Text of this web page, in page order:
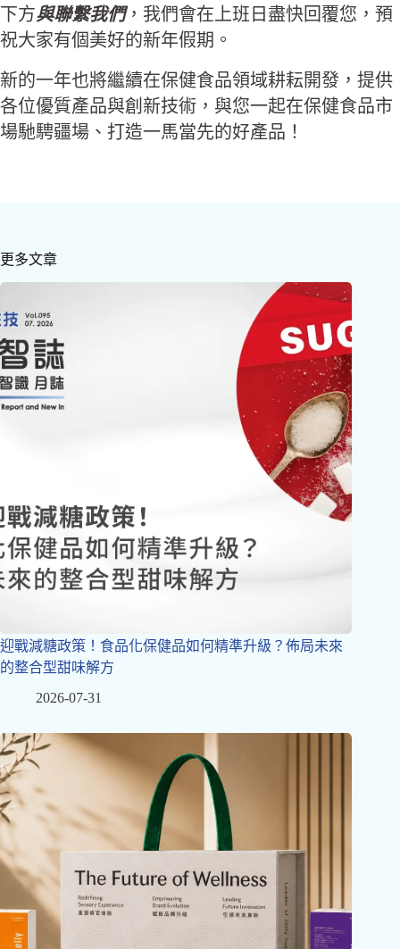
下方與聯繫我們，我們會在上班日盡快回覆您，預
祝大家有個美好的新年假期。
新的一年也將繼續在保健食品領域耕耘開發，提供
各位優質產品與創新技術，與您一起在保健食品市
場馳騁疆場、打造一馬當先的好產品！
更多文章
迎戰減糖政策！食品化保健品如何精準升級？佈局未來
的整合型甜味解方
2026-07-31